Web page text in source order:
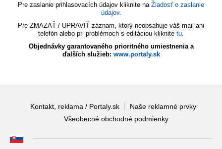
Pre zaslanie prihlasovacích údajov kliknite na Žiadosť o zaslanie
údajov.
Pre ZMAZAŤ / UPRAVIŤ záznam, ktorý neobsahuje váš mail ani
telefón alebo pri problémoch s editáciou kliknite tu.
Objednávky garantovaného prioritného umiestnenia a
ďalších služieb: www.portaly.sk
Kontakt, reklama / Portaly.sk
Naše reklamné prvky
Všeobecné obchodné podmienky